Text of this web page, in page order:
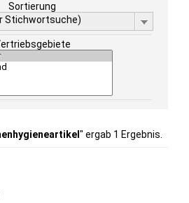
Sortierung
Stichwortsuche)
" ergab 1 Ergebnis.